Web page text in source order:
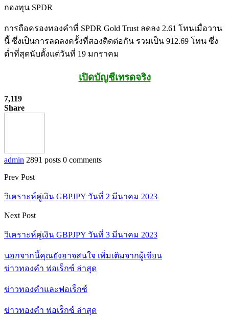
กองทุน SPDR
การถือครองทองคำที่ SPDR Gold Trust ลดลง 2.61 โทนเมื่อวาน
นี้ ซึ่งเป็นการลดลงครั้งที่สองติดต่อกัน รวมเป็น 912.69 โทน ซึ่ง
ต่ำที่สุดนับตั้งแต่วันที่ 19 มกราคม
เปิดบัญชีเทรดจริง
7,119
Share
admin 2891 posts 0 comments
Prev Post
วิเคราะห์คู่เงิน GBPJPY วันที่ 2 มีนาคม 2023
Next Post
วิเคราะห์คู่เงิน GBPJPY วันที่ 3 มีนาคม 2023
นอกจากนี้คุณยังอาจสนใจ เพิ่มเติมจากผู้เขียน
ข่าวทองคำ ฟอเร็กซ์ ล่าสุด
ข่าวทองคำและฟอเร็กซ์
ข่าวทองคำ ฟอเร็กซ์ ล่าสุด